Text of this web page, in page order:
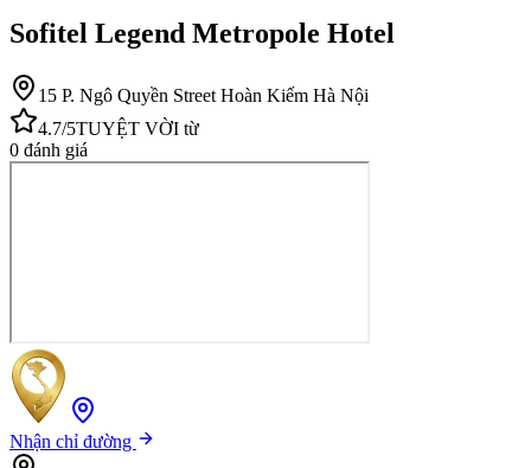
Sofitel Legend Metropole Hotel
15 P. Ngô Quyền Street Hoàn Kiếm Hà Nội
4.7/5TUYỆT VỜI từ
0 đánh giá
Nhận chỉ đường